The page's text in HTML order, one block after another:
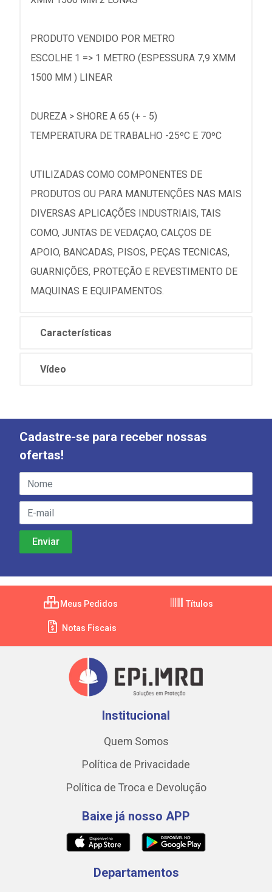
PRODUTO VENDIDO POR METRO
ESCOLHE 1 => 1 METRO (ESPESSURA 7,9 XMM
1500 MM ) LINEAR
DUREZA > SHORE A 65 (+ - 5)
TEMPERATURA DE TRABALHO -25ºC E 70ºC
UTILIZADAS COMO COMPONENTES DE
PRODUTOS OU PARA MANUTENÇÕES NAS MAIS
DIVERSAS APLICAÇÕES INDUSTRIAIS, TAIS
COMO, JUNTAS DE VEDAÇAO, CALÇOS DE
APOIO, BANCADAS, PISOS, PEÇAS TECNICAS,
GUARNIÇÕES, PROTEÇÃO E REVESTIMENTO DE
MAQUINAS E EQUIPAMENTOS.
Características
Vídeo
Cadastre-se para receber nossas
ofertas!
Meus Pedidos Títulos
Notas Fiscais
Institucional
Quem Somos
Política de Privacidade
Política de Troca e Devolução
Baixe já nosso APP
Departamentos